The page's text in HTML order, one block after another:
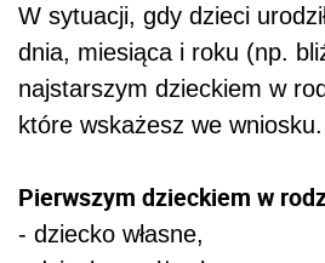
W sytuacji, gdy dzieci
dnia, miesiąca i roku (np.
najstarszym dzieckiem w
które wskażesz we wniosku.
Pierwszym dzieckiem w
- dziecko własne,